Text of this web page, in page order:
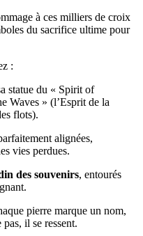
à ces milliers de croix
du sacrifice ultime pour
:
statue du « Spirit of
Waves » (l’Esprit de la
flots).
alignées,
vies perdues.
des souvenirs, entourés
pierre marque un nom,
il se ressent.